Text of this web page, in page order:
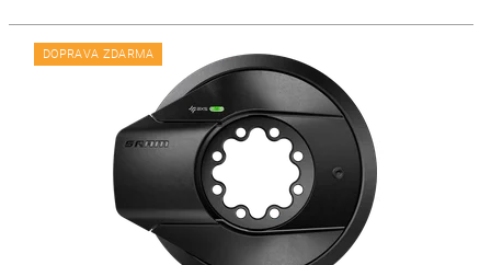
DOPRAVA ZDARMA